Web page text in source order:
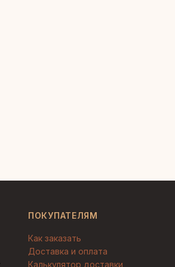
ПОКУПАТЕЛЯМ
Как заказать
Доставка и оплата
Калькулятор доставки